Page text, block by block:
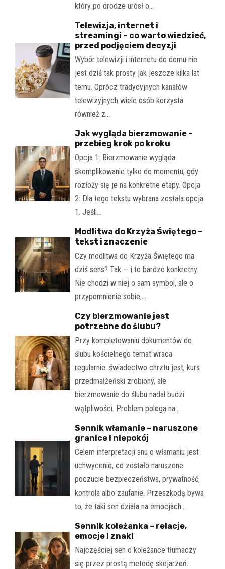
który po drodze urósł o…
Telewizja, internet i
streamingi – co warto wiedzieć,
przed podjęciem decyzji
Wybór telewizji i internetu do domu nie
jest dziś tak prosty jak jeszcze kilka lat
temu. Oprócz tradycyjnych kanałów
telewizyjnych wiele osób korzysta
również z…
Jak wygląda bierzmowanie –
przebieg krok po kroku
Opcja 1: Bierzmowanie wygląda
skomplikowanie tylko do momentu, gdy
rozłoży się je na konkretne etapy. Opcja
2: Dla tego tekstu wybrana została opcja
1. Jeśli…
Modlitwa do Krzyża Świętego –
tekst i znaczenie
Czy modlitwa do Krzyża Świętego ma
dziś sens? Tak — i to bardzo konkretny.
Nie chodzi w niej o sam symbol, ale o
przypomnienie sobie,…
Czy bierzmowanie jest
potrzebne do ślubu?
Przy kompletowaniu dokumentów do
ślubu kościelnego temat wraca
regularnie: świadectwo chrztu jest, kurs
przedmałżeński zrobiony, ale
bierzmowanie do ślubu nadal budzi
wątpliwości. Problem polega na…
Sennik włamanie – naruszone
granice i niepokój
Celem interpretacji snu o włamaniu jest
uchwycenie, co zostało naruszone:
poczucie bezpieczeństwa, prywatność,
kontrola albo zaufanie. Przeszkodą bywa
to, że taki sen działa na emocjach…
Sennik koleżanka – relacje,
emocje i znaki
Najczęściej sen o koleżance tłumaczy
się przez prostą metodę skojarzeń: